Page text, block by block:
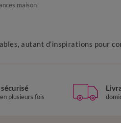
maison
autant d’inspirations pour
plusieurs fois